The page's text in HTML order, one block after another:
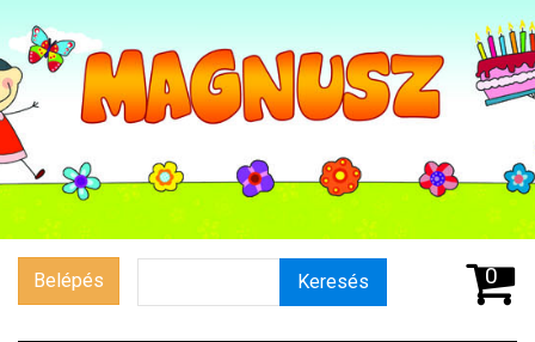
Belépés Keresés 0